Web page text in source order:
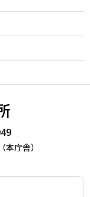
庁舎）